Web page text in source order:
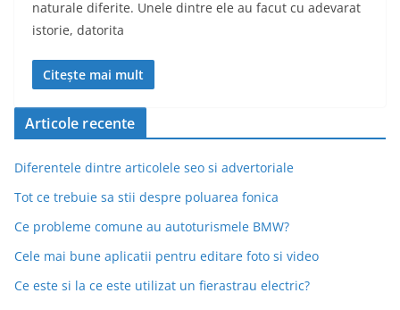
naturale diferite. Unele dintre ele au facut cu adevarat
istorie, datorita
Citește mai mult
Articole recente
Diferentele dintre articolele seo si advertoriale
Tot ce trebuie sa stii despre poluarea fonica
Ce probleme comune au autoturismele BMW?
Cele mai bune aplicatii pentru editare foto si video
Ce este si la ce este utilizat un fierastrau electric?